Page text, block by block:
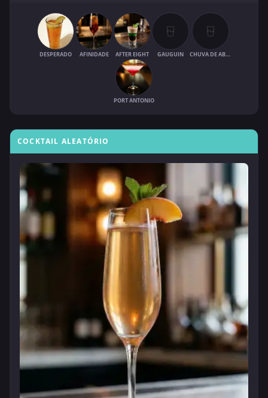
DESPERADO AFINIDADE AFTER EIGHT GAUGUIN CHUVA DE ABRIL
PORT ANTONIO
COCKTAIL ALEATÓRIO